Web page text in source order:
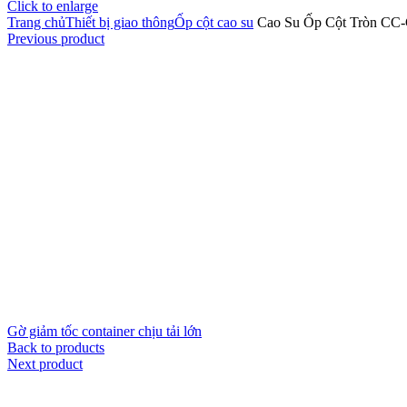
Click to enlarge
Trang chủThiết bị giao thôngỐp cột cao su Cao Su Ốp Cột Tròn
Previous product
Gờ giảm tốc container chịu tải lớn
Back to products
Next product